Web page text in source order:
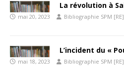
La révolution à
mai 20, 2023 Bibliographie SPM [RE]
L’incident du «
mai 18, 2023 Bibliographie SPM [RE]